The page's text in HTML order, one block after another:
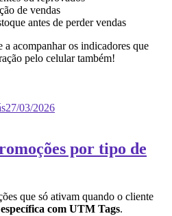
de vendas
antes de perder vendas
acompanhar os indicadores que
pelo celular também!
27/03/2026
por tipo de
que só ativam quando o cliente
com UTM Tags.